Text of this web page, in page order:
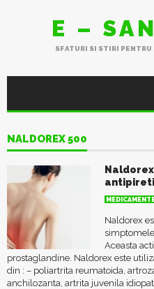
E –
SFATURI SI STIRI PENTRU
NALDOREX 500
Naldorex
Aceasta
prostaglandine. Naldorex este
din : – poliartrita reumatoida,
anchilozanta, artrita juvenila